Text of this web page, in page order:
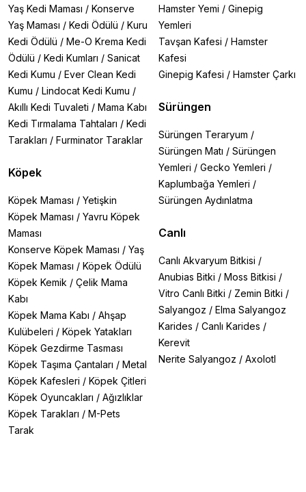
Yaş Kedi Maması / Konserve
Yaş Maması / Kedi Ödülü / Kuru
Kedi Ödülü / Me-O Krema Kedi
Ödülü / Kedi Kumları / Sanicat
Kedi Kumu / Ever Clean Kedi
Kumu / Lindocat Kedi Kumu /
Akıllı Kedi Tuvaleti / Mama Kabı
Kedi Tırmalama Tahtaları / Kedi
Tarakları / Furminator Taraklar
Köpek
Köpek Maması / Yetişkin
Köpek Maması / Yavru Köpek
Maması
Konserve Köpek Maması / Yaş
Köpek Maması / Köpek Ödülü
Köpek Kemik / Çelik Mama
Kabı
Köpek Mama Kabı / Ahşap
Kulübeleri / Köpek Yatakları
Köpek Gezdirme Tasması
Köpek Taşıma Çantaları / Metal
Köpek Kafesleri / Köpek Çitleri
Köpek Oyuncakları / Ağızlıklar
Köpek Tarakları / M-Pets
Tarak
Hamster Yemi / Ginepig
Yemleri
Tavşan Kafesi / Hamster
Kafesi
Ginepig Kafesi / Hamster Çarkı
Sürüngen
Sürüngen Teraryum /
Sürüngen Matı / Sürüngen
Yemleri / Gecko Yemleri /
Kaplumbağa Yemleri /
Sürüngen Aydınlatma
Canlı
Canlı Akvaryum Bitkisi /
Anubias Bitki / Moss Bitkisi /
Vitro Canlı Bitki / Zemin Bitki /
Salyangoz / Elma Salyangoz
Karides / Canlı Karides /
Kerevit
Nerite Salyangoz / Axolotl